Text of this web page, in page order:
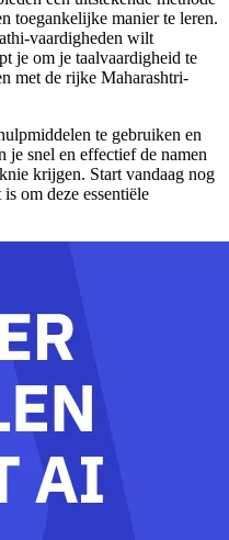
toegankelijke manier te leren.
vaardigheden wilt
je om je taalvaardigheid te
met de rijke Maharashtri-
te gebruiken en
je snel en effectief de namen
krijgen. Start vandaag nog
om deze essentiële